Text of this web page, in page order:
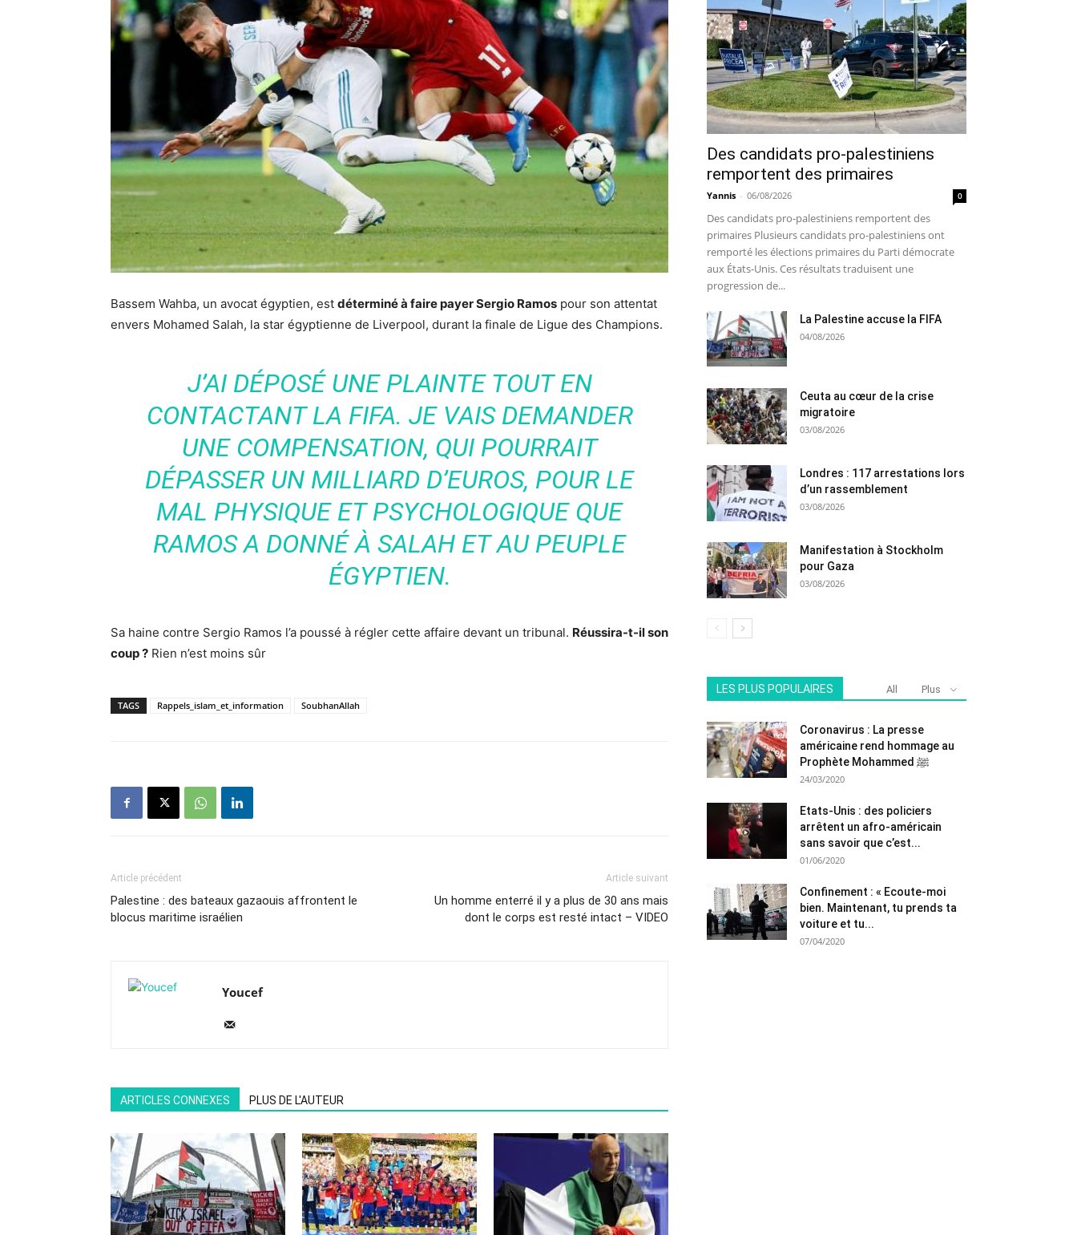
Bassem Wahba, un avocat égyptien, est déterminé à faire payer Sergio Ramos pour son attentat
envers Mohamed Salah, la star égyptienne de Liverpool, durant la finale de Ligue des Champions.
J’AI DÉPOSÉ UNE PLAINTE TOUT EN
CONTACTANT LA FIFA. JE VAIS DEMANDER
UNE COMPENSATION, QUI POURRAIT
DÉPASSER UN MILLIARD D’EUROS, POUR LE
MAL PHYSIQUE ET PSYCHOLOGIQUE QUE
RAMOS A DONNÉ À SALAH ET AU PEUPLE
ÉGYPTIEN.
Sa haine contre Sergio Ramos l’a poussé à régler cette affaire devant un tribunal. Réussira-t-il son
coup ? Rien n’est moins sûr
TAGS Rappels_islam_et_information SoubhanAllah
Article précédent
Palestine : des bateaux gazaouis affrontent le
blocus maritime israélien
Article suivant
Un homme enterré il y a plus de 30 ans mais
dont le corps est resté intact – VIDEO
Youcef
ARTICLES CONNEXES PLUS DE L'AUTEUR
Des candidats pro-palestiniens
remportent des primaires
Yannis - 06/08/2026 0
Des candidats pro-palestiniens remportent des
primaires Plusieurs candidats pro-palestiniens ont
remporté les élections primaires du Parti démocrate
aux États-Unis. Ces résultats traduisent une
progression de...
La Palestine accuse la FIFA
04/08/2026
Ceuta au cœur de la crise
migratoire
03/08/2026
Londres : 117 arrestations lors
d’un rassemblement
03/08/2026
Manifestation à Stockholm
pour Gaza
03/08/2026
LES PLUS POPULAIRES All Plus
Coronavirus : La presse
américaine rend hommage au
Prophète Mohammed ﷺ
24/03/2020
Etats-Unis : des policiers
arrêtent un afro-américain
sans savoir que c’est...
01/06/2020
Confinement : « Ecoute-moi
bien. Maintenant, tu prends ta
voiture et tu...
07/04/2020